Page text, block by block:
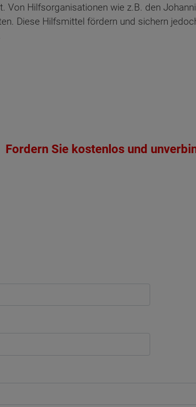
Von Hilfsorganisationen wie z.B. den
Diese Hilfsmittel fördern und sichern
Fordern Sie kostenlos und
möchten Sie suchen?